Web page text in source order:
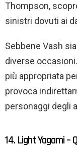
Thompson,
sinistri dovuti ai
Sebbene Vash
diverse
più appropriata
provoca
personaggi degli
14. Light Yagami –